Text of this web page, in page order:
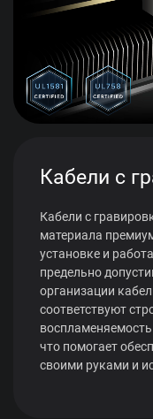
Кабели с
Кабели с
материала
установке и
предельно
организации
соответствуют
что помогает
своими руками и